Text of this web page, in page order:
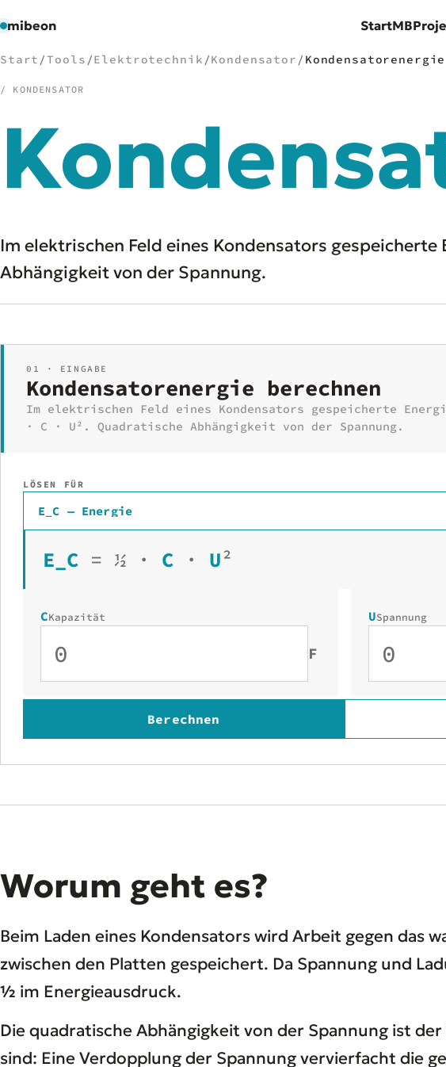
mibeon StartMB
01Start
MB
04Leistungen
Docs
06Tools
07Welten
Start /Tools /Elektrotechnik /Kondensator / Kondensatorenergie
/ KONDENSATOR
Im elektrischen Feld eines Kondensators gespeicherte
Abhängigkeit von der Spannung.
01 · EINGABE
Kondensatorenergie berechnen
Im elektrischen Feld eines Kondensators gespeicherte
· C · U². Quadratische Abhängigkeit von der Spannung.
LÖSEN FÜR
E_C — Energie
E_C = ½ · C · U²
CKapazität
F
USpannung
Berechnen
Worum geht es?
Beim Laden eines Kondensators wird Arbeit gegen das
zwischen den Platten gespeichert. Da Spannung und
½ im Energieausdruck.
Die quadratische Abhängigkeit von der Spannung ist
sind: Eine Verdopplung der Spannung vervierfacht die